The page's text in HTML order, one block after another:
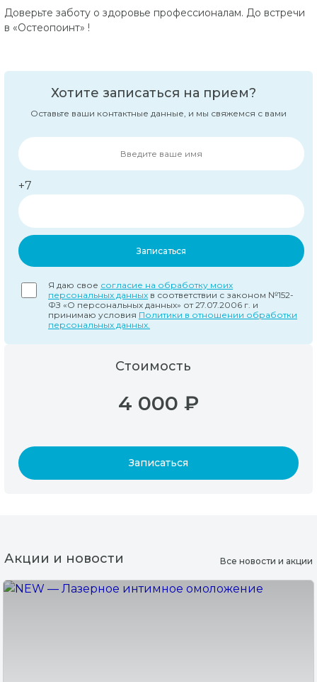
Доверьте заботу о здоровье профессионалам. До встречи
в «Остеопоинт» !
Хотите записаться на прием?
Оставьте ваши контактные данные, и мы свяжемся с вами
+7
Записаться
Я даю свое согласие на обработку моих
персональных данных в соответствии с законом №152-
ФЗ «О персональных данных» от 27.07.2006 г. и
принимаю условия Политики в отношении обработки
персональных данных.
Стоимость
4 000 ₽
Записаться
Акции и новости Все новости и акции